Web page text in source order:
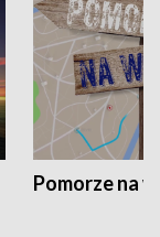
Pomorze na